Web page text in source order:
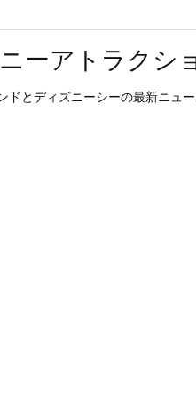
ーアトラクシ
ドとディズニーシーの最新ニュ